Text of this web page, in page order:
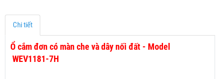
Chi tiết
Ổ cắm đơn có màn che và dây nối đất - Model
WEV1181-7H